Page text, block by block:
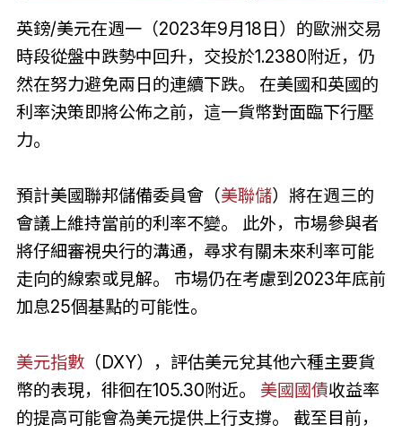
英鎊/美元在週一（2023年9月18日）的歐洲交易
時段從盤中跌勢中回升，交投於1.2380附近，仍
然在努力避免兩日的連續下跌。 在美國和英國的
利率決策即將公佈之前，這一貨幣對面臨下行壓
力。
預計美國聯邦儲備委員會（美聯儲）將在週三的
會議上維持當前的利率不變。 此外，市場參與者
將仔細審視央行的溝通，尋求有關未來利率可能
走向的線索或見解。 市場仍在考慮到2023年底前
加息25個基點的可能性。
美元指數（DXY），評估美元兌其他六種主要貨
幣的表現，徘徊在105.30附近。 美國國債收益率
的提高可能會為美元提供上行支撐。 截至目前，